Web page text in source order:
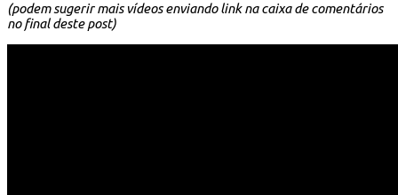
(podem sugerir mais vídeos enviando link na caixa de comentários
no final deste post)